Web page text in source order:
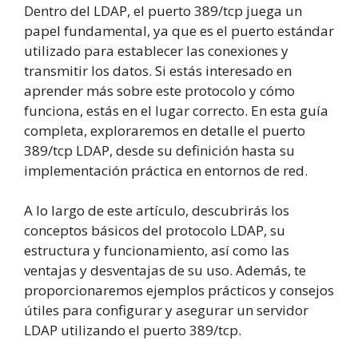
Dentro del LDAP, el puerto 389/tcp juega un
papel fundamental, ya que es el puerto estándar
utilizado para establecer las conexiones y
transmitir los datos. Si estás interesado en
aprender más sobre este protocolo y cómo
funciona, estás en el lugar correcto. En esta guía
completa, exploraremos en detalle el puerto
389/tcp LDAP, desde su definición hasta su
implementación práctica en entornos de red.
A lo largo de este artículo, descubrirás los
conceptos básicos del protocolo LDAP, su
estructura y funcionamiento, así como las
ventajas y desventajas de su uso. Además, te
proporcionaremos ejemplos prácticos y consejos
útiles para configurar y asegurar un servidor
LDAP utilizando el puerto 389/tcp.